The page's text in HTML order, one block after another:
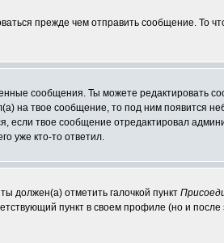
прежде чем отправить сообщение. То
сообщения. Ты можете редактировать
на твое сообщение, то под ним появится
твое сообщение отредактировал
уже кто-то ответил.
должен(а) отметить галочкой пункт
пункт в своем профиле (но и